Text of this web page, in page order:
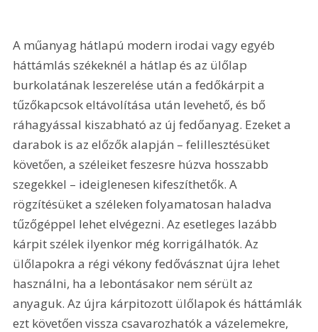
A műanyag hátlapú modern irodai vagy egyéb
háttámlás székeknél a hátlap és az ülőlap
burkolatának leszerelése után a fedőkárpit a
tűzőkapcsok eltávolítása után levehető, és bő
ráhagyással kiszabható az új fedőanyag. Ezeket a
darabok is az előzők alapján – felillesztésüket
követően, a széleiket feszesre húzva hosszabb
szegekkel – ideiglenesen kifeszíthetők. A
rögzítésüket a széleken folyamatosan haladva
tűzőgéppel lehet elvégezni. Az esetleges lazább
kárpit szélek ilyenkor még korrigálhatók. Az
ülőlapokra a régi vékony fedővásznat újra lehet
használni, ha a lebontásakor nem sérült az
anyaguk. Az újra kárpitozott ülőlapok és háttámlák
ezt követően vissza csavarozhatók a vázelemekre,